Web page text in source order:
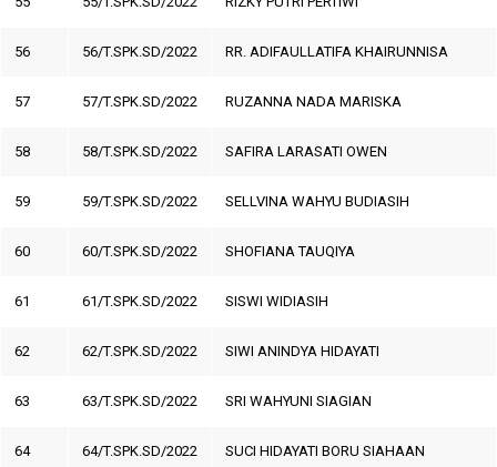
56 56/T.SPK.SD/2022 RR. ADIFAULLATIFA KHAIRUNNISA
57 57/T.SPK.SD/2022 RUZANNA NADA MARISKA
58 58/T.SPK.SD/2022 SAFIRA LARASATI OWEN
59 59/T.SPK.SD/2022 SELLVINA WAHYU BUDIASIH
60 60/T.SPK.SD/2022 SHOFIANA TAUQIYA
61 61/T.SPK.SD/2022 SISWI WIDIASIH
62 62/T.SPK.SD/2022 SIWI ANINDYA HIDAYATI
63 63/T.SPK.SD/2022 SRI WAHYUNI SIAGIAN
64 64/T.SPK.SD/2022 SUCI HIDAYATI BORU SIAHAAN